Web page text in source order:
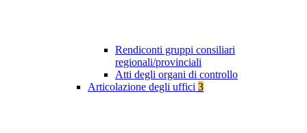
Rendiconti gruppi consiliari
regionali/provinciali
Atti degli organi di controllo
Articolazione degli uffici 3